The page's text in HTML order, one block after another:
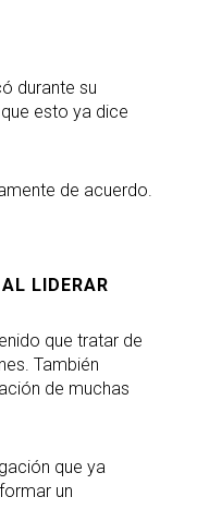
durante su
esto ya dice
de acuerdo.
LIDERAR
que tratar de
También
de muchas
que ya
un